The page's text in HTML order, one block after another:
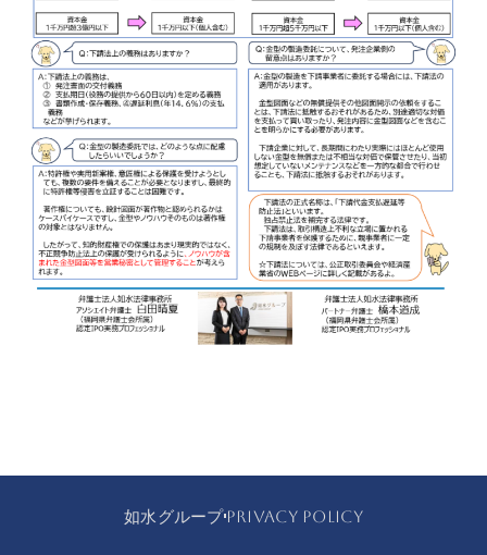
如水グループPRIVACY POLICY